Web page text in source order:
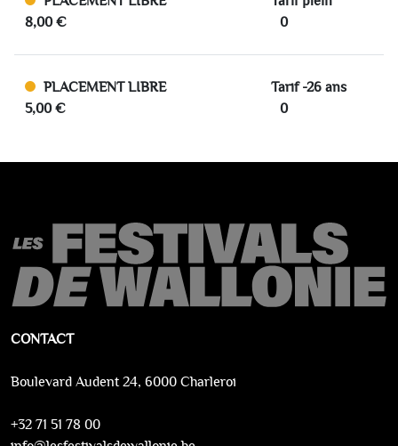
8,00 €
0
PLACEMENT LIBRE
Tarif -26 ans
5,00 €
0
CONTACT
Boulevard Audent 24, 6000 Charleroi
+32 71 51 78 00